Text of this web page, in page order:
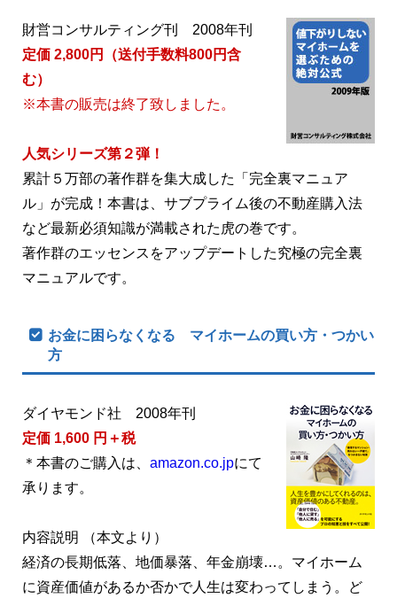
財営コンサルティング刊 2008年刊
定価 2,800円（送付手数料800円含
む）
※本書の販売は終了致しました。
人気シリーズ第２弾！
累計５万部の著作群を集大成した「完全裏マニュア
ル」が完成！本書は、サブプライム後の不動産購入法
など最新必須知識が満載された虎の巻です。
著作群のエッセンスをアップデートした究極の完全裏
マニュアルです。
お金に困らなくなる マイホームの買い方・つかい
方
ダイヤモンド社 2008年刊
定価 1,600 円＋税
＊本書のご購入は、 amazon.co.jpにて
承ります。
内容説明 （本文より）
経済の長期低落、地価暴落、年金崩壊…。マイホーム
に資産価値があるか否かで人生は変わってしまう。ど